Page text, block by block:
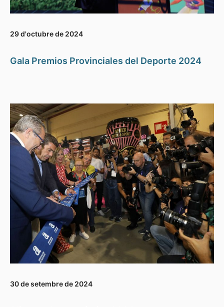
29 d'octubre de 2024
Gala Premios Provinciales del Deporte 2024
30 de setembre de 2024